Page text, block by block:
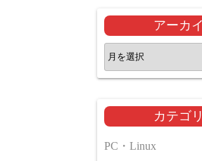
アーカ
ア
ー
イ
ブ
カテゴ
PC・Linux